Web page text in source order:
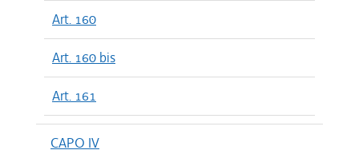
Art. 160
Art. 160 bis
Art. 161
CAPO IV